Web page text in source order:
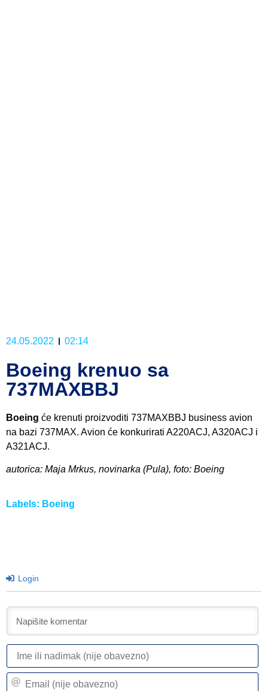
24.05.2022 02:14
Boeing krenuo sa
737MAXBBJ
Boeing će krenuti proizvoditi 737MAXBBJ business avion
na bazi 737MAX. Avion će konkurirati A220ACJ, A320ACJ i
A321ACJ.
autorica: Maja Mrkus, novinarka (Pula), foto: Boeing
Labels: Boeing
Login